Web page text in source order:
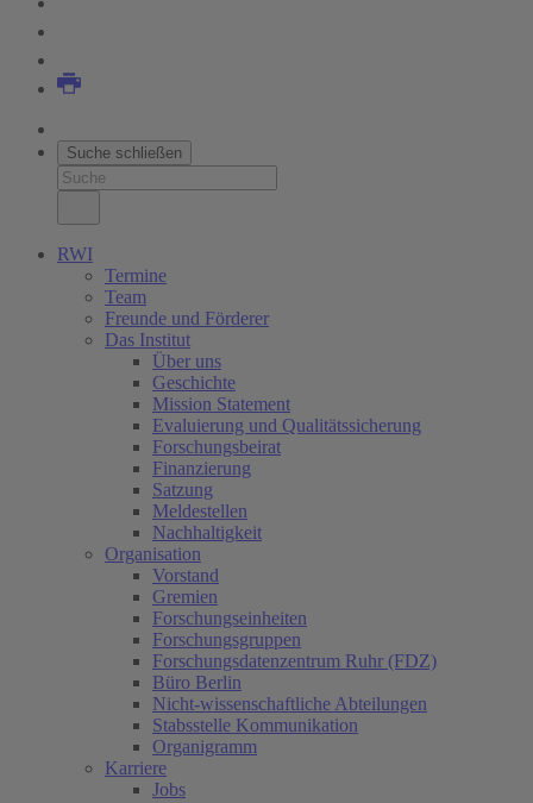
Suche schließen
RWI
Termine
Team
Freunde und Förderer
Das Institut
Über uns
Geschichte
Mission Statement
Evaluierung und Qualitätssicherung
Forschungsbeirat
Finanzierung
Satzung
Meldestellen
Nachhaltigkeit
Organisation
Vorstand
Gremien
Forschungseinheiten
Forschungsgruppen
Forschungsdatenzentrum Ruhr (FDZ)
Büro Berlin
Nicht-wissenschaftliche Abteilungen
Stabsstelle Kommunikation
Organigramm
Karriere
Jobs